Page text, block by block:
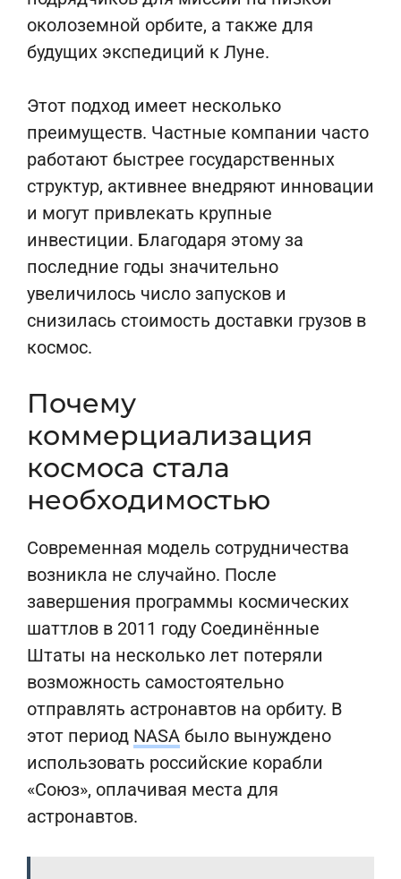
околоземной орбите, а также для
будущих экспедиций к Луне.
Этот подход имеет несколько
преимуществ. Частные компании часто
работают быстрее государственных
структур, активнее внедряют инновации
и могут привлекать крупные
инвестиции. Благодаря этому за
последние годы значительно
увеличилось число запусков и
снизилась стоимость доставки грузов в
космос.
Почему
коммерциализация
космоса стала
необходимостью
Современная модель сотрудничества
возникла не случайно. После
завершения программы космических
шаттлов в 2011 году Соединённые
Штаты на несколько лет потеряли
возможность самостоятельно
отправлять астронавтов на орбиту. В
этот период NASA было вынуждено
использовать российские корабли
«Союз», оплачивая места для
астронавтов.